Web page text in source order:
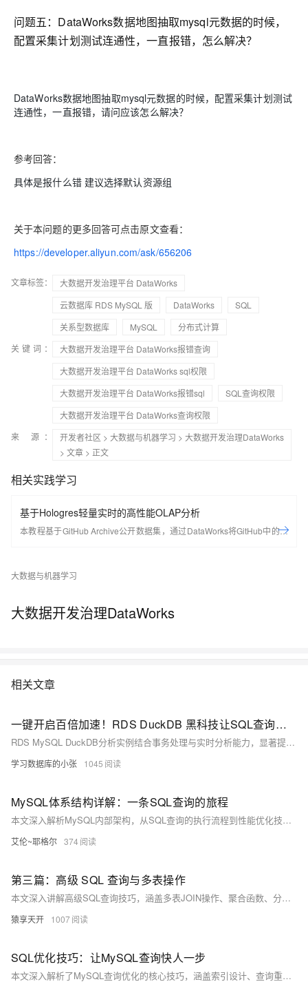
问题五： DataWorks数据地图抽取mysql元数据的时候，
配置采集计划测试连通性，一直报错，怎么解决？
DataWorks数据地图抽取mysql元数据的时候，配置采集计划测试
连通性，一直报错，请问应该怎么解决？
参考回答：
具体是报什么错 建议选择默认资源组
关于本问题的更多回答可点击原文查看：
https://developer.aliyun.com/ask/656206
文章标签：
大数据开发治理平台 DataWorks
云数据库 RDS MySQL 版
DataWorks
SQL
关系型数据库
MySQL
分布式计算
关键词：
大数据开发治理平台 DataWorks报错查询
大数据开发治理平台 DataWorks sql权限
大数据开发治理平台 DataWorks报错sql
SQL查询权限
大数据开发治理平台 DataWorks查询权限
来 源：
开发者社区 > 大数据与机器学习 > 大数据开发治理DataWorks
> 文章 > 正文
相关实践学习
基于Hologres轻量实时的高性能OLAP分析
本教程基于GitHub Archive公开数据集，通过DataWorks将GitHub中的项
语⾔等多个维度了解GitHub实时数据变化情况。
大数据与机器学习
大数据开发治理DataWorks
相关文章
一键开启百倍加速！RDS DuckDB 黑科技让SQL查询速度最高提升200倍
RDS MySQL DuckDB分析实例结合事务处理与实时分析能力，显著提升SQL查询性能，最高可达200倍，兼容MySQL语法，无需额外学习成本。
学习数据库的小张 1045
MySQL体系结构详解：一条SQL查询的旅程
本文深入解析MySQL内部架构，从SQL查询的执行流程到性能优化技巧，涵盖连接建立、查询处理、执行阶段及存储引擎工作机制，帮助开发者理解MySQL运行原理并提升数据库性能。
艾伦~耶格尔 374
第三篇：高级 SQL 查询与多表操作
本文深入讲解高级SQL查询技巧，涵盖多表JOIN操作、聚合函数、分组查询、子查询及视图索引等内容。适合已掌握基础SQL的学习者，通过实例解析INNER/LEFT/RIGHT/FULL JOIN用法，以及COUNT/SUM/AVG等聚合函数的应用。同时探讨复杂WHERE条件、子查询嵌套，并介绍视图简化查询与索引优化性能的方法。最后提供实践建议与学习资源，助你提升SQL技能以应对实际数据处理需求。
猿享天开 1007
SQL优化技巧：让MySQL查询快人一步
本文深入解析了MySQL查询优化的核心技巧，涵盖索引设计、查询重写、分页优化、批量操作、数据类型优化及性能监控等方面，帮助开发者显著提升数据库性能，解决慢查询问题，适用于高并发与大数据场景。